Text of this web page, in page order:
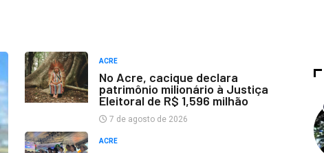
ACRE
No Acre, cacique declara
patrimônio milionário à Justiça
Eleitoral de R$ 1,596 milhão
7 de agosto de 2026
ACRE